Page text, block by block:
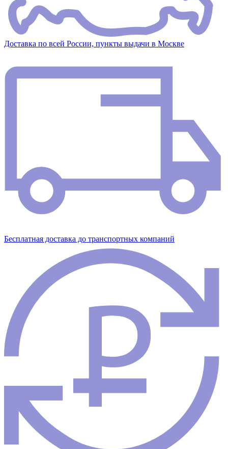
Доставка по всей России, пункты выдачи в Москве
Бесплатная доставка до транспортных компаний